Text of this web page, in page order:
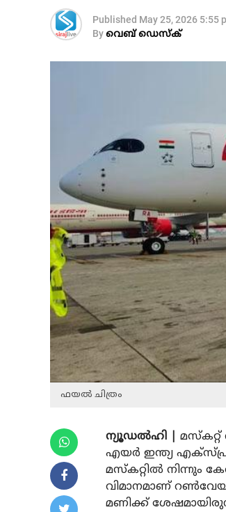
Published May 25, 2026 5:55
Byവെബ് ഡെസ്‌ക്
ഫയൽ ചിത്രം
ന്യൂഡൽഹി |
മസ്കറ്റ്
എയർ ഇന്ത്യ
മസ്കറ്റിൽ നിന്നും
വിമാനമാണ്
മണിക്ക്